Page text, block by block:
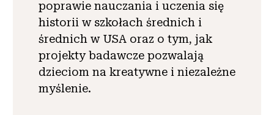
poprawie nauczania i uczenia się
historii w szkołach średnich i
średnich w USA oraz o tym, jak
projekty badawcze pozwalają
dzieciom na kreatywne i niezależne
myślenie.